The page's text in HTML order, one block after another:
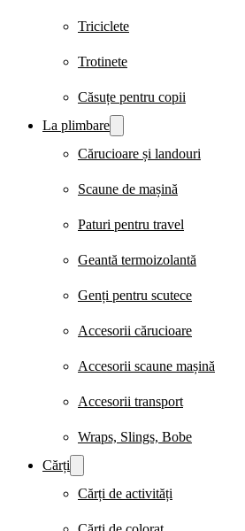
Triciclete
Trotinete
Căsuțe pentru copii
La plimbare
Cărucioare și landouri
Scaune de mașină
Paturi pentru travel
Geantă termoizolantă
Genți pentru scutece
Accesorii cărucioare
Accesorii scaune mașină
Accesorii transport
Wraps, Slings, Bobe
Cărți
Cărți de activități